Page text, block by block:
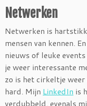
Netwerken
Netwerken is
mensen van kennen.
nieuws of leuke
je weer interessante
zo is het cirkeltje
hard. Mijn LinkedIn is
verdubbeld, evenals